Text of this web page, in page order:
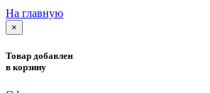
На главную
×
Товар добавлен
в корзину